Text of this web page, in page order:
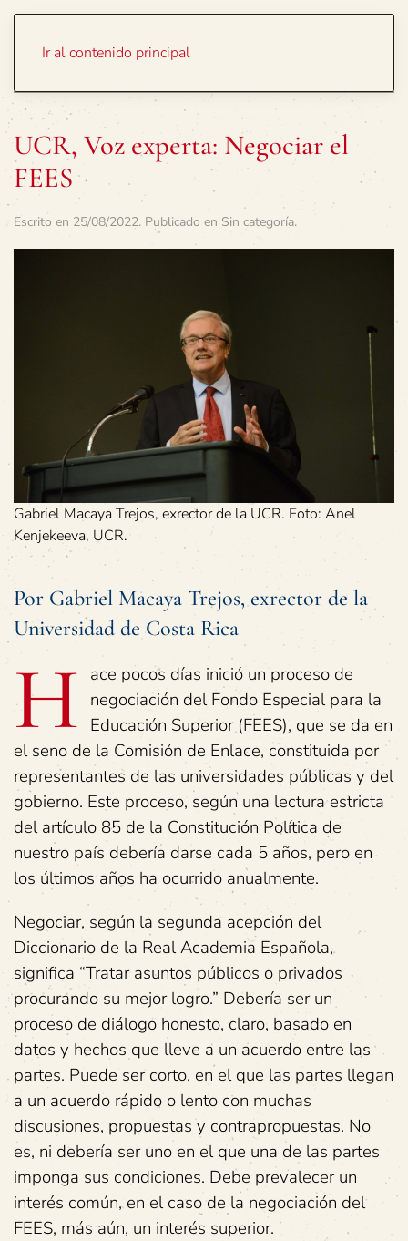
Ir al contenido principal
UCR, Voz experta: Negociar el
FEES
Escrito en 25/08/2022. Publicado en Sin categoría.
Gabriel Macaya Trejos, exrector de la UCR. Foto: Anel
Kenjekeeva, UCR.
Por Gabriel Macaya Trejos, exrector de la
Universidad de Costa Rica
H ace pocos días inició un proceso de
negociación del Fondo Especial para la
Educación Superior (FEES), que se da en
el seno de la Comisión de Enlace, constituida por
representantes de las universidades públicas y del
gobierno. Este proceso, según una lectura estricta
del artículo 85 de la Constitución Política de
nuestro país debería darse cada 5 años, pero en
los últimos años ha ocurrido anualmente.
Negociar, según la segunda acepción del
Diccionario de la Real Academia Española,
significa “Tratar asuntos públicos o privados
procurando su mejor logro.” Debería ser un
proceso de diálogo honesto, claro, basado en
datos y hechos que lleve a un acuerdo entre las
partes. Puede ser corto, en el que las partes llegan
a un acuerdo rápido o lento con muchas
discusiones, propuestas y contrapropuestas. No
es, ni debería ser uno en el que una de las partes
imponga sus condiciones. Debe prevalecer un
interés común, en el caso de la negociación del
FEES, más aún, un interés superior.